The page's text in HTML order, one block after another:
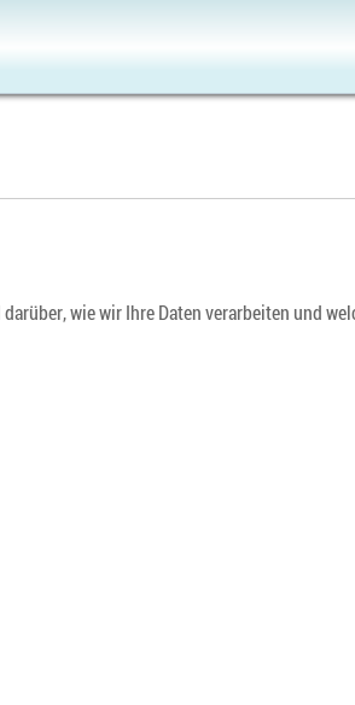
wie wir Ihre Daten verarbeiten und